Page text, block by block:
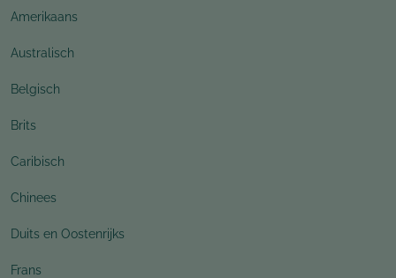
Amerikaans
Australisch
Belgisch
Brits
Caribisch
Chinees
Duits en Oostenrijks
Frans